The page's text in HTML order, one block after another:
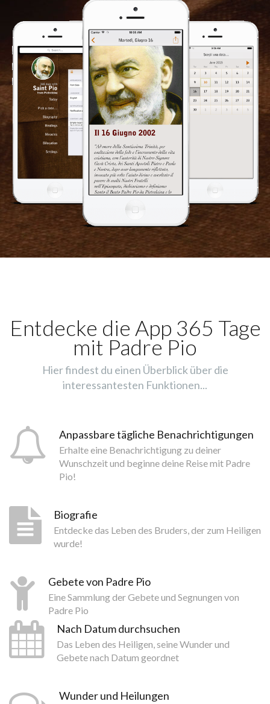
Entdecke die App 365 Tage
mit Padre Pio
Hier findest du einen Überblick über die
interessantesten Funktionen...
Anpassbare tägliche Benachrichtigungen
Erhalte eine Benachrichtigung zu deiner
Wunschzeit und beginne deine Reise mit Padre
Pio!
Biografie
Entdecke das Leben des Bruders, der zum Heiligen
wurde!
Gebete von Padre Pio
Eine Sammlung der Gebete und Segnungen von
Padre Pio
Nach Datum durchsuchen
Das Leben des Heiligen, seine Wunder und
Gebete nach Datum geordnet
Wunder und Heilungen